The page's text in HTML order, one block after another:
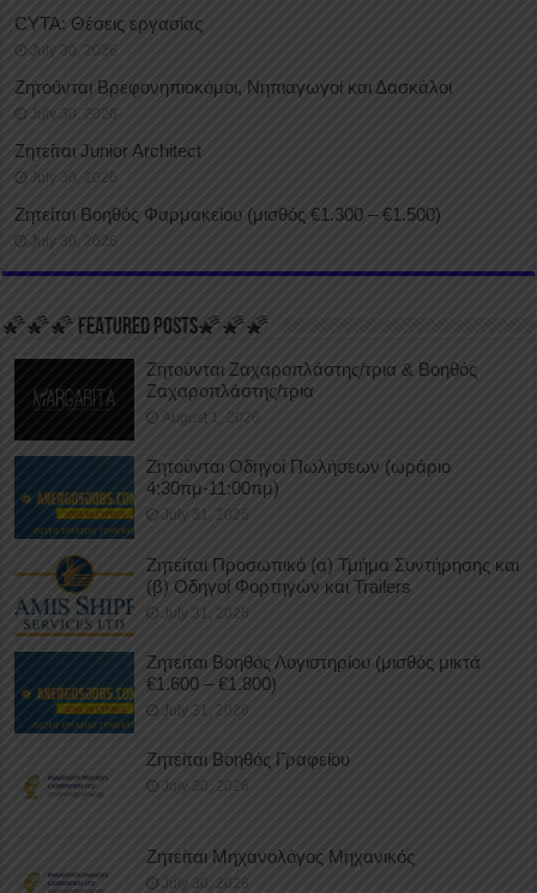
CYTA: Θέσεις εργασίας
July 30, 2026
Ζητούνται Βρεφονηπιοκόμοι, Νηπιαγωγοί και Δασκάλοι
July 30, 2026
Ζητείται Junior Architect
July 30, 2026
Ζητείται Βοηθός Φαρμακείου (μισθός €1.300 – €1.500)
July 30, 2026
🌠🌠🌠 FEATURED POSTS🌠🌠🌠
Ζητούνται Ζαχαροπλάστης/τρια & Βοηθός
Ζαχαροπλάστης/τρια
August 1, 2026
Ζητούνται Οδηγοί Πωλήσεων (ωράριο
4:30πμ-11:00πμ)
July 31, 2026
Ζητείται Προσωπικό (α) Τμήμα Συντήρησης και
(β) Οδηγοί Φορτηγών και Trailers
July 31, 2026
Ζητείται Βοηθός Λογιστηρίου (μισθός μικτά
€1.600 – €1.800)
July 31, 2026
Ζητείται Βοηθός Γραφείου
July 30, 2026
Ζητείται Μηχανολόγος Μηχανικός
July 30, 2026